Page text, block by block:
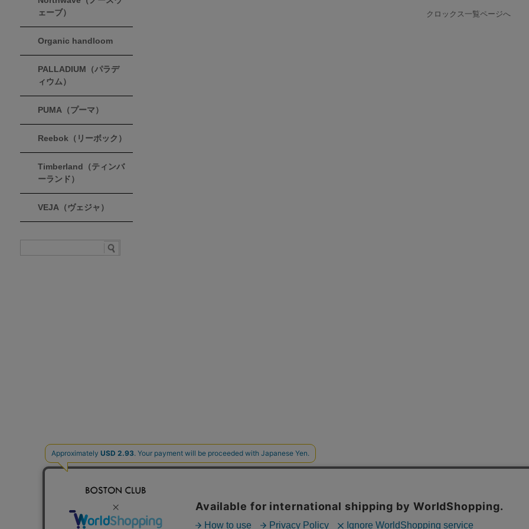
クロックス一覧ページへ
ェーブ）
Organic handloom
PALLADIUM（パラデ
ィウム）
PUMA（プーマ）
Reebok（リーボック）
Timberland（ティンバ
ーランド）
VEJA（ヴェジャ）